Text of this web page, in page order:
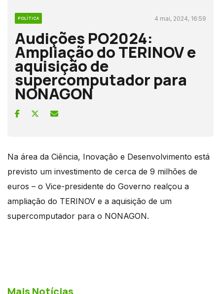
POLÍTICA 4 mai, 2024, 16:59
Audições PO2024:
Ampliação do TERINOV e
aquisição de
supercomputador para
NONAGON
Na área da Ciência, Inovação e Desenvolvimento está
previsto um investimento de cerca de 9 milhões de
euros – o Vice-presidente do Governo realçou a
ampliação do TERINOV e a aquisição de um
supercomputador para o NONAGON.
Mais Notícias